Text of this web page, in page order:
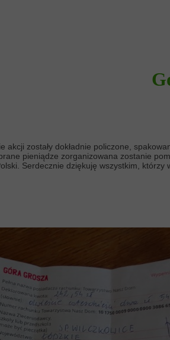
akcji zostały dokładnie policzone,
pieniądze zorganizowana zostanie
Serdecznie dziękuję wszystkim, którzy